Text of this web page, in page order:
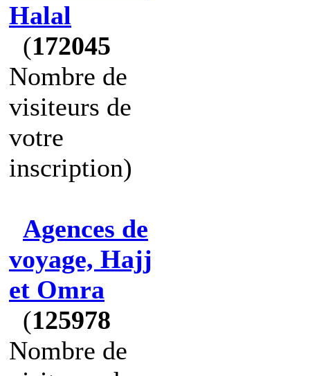
Halal
(172045
Nombre de
visiteurs de
votre
inscription)
Agences de
voyage, Hajj
et Omra
(125978
Nombre de